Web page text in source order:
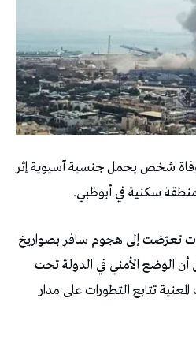
وفاة شخص يحمل جنسية آسيوية إثر
سكنية في أبوظبي.
تعرّضت إلى هجوم سافر بصواريخ
أن الوضع الأمني في الدولة تحت
تتابع التطورات على مدار